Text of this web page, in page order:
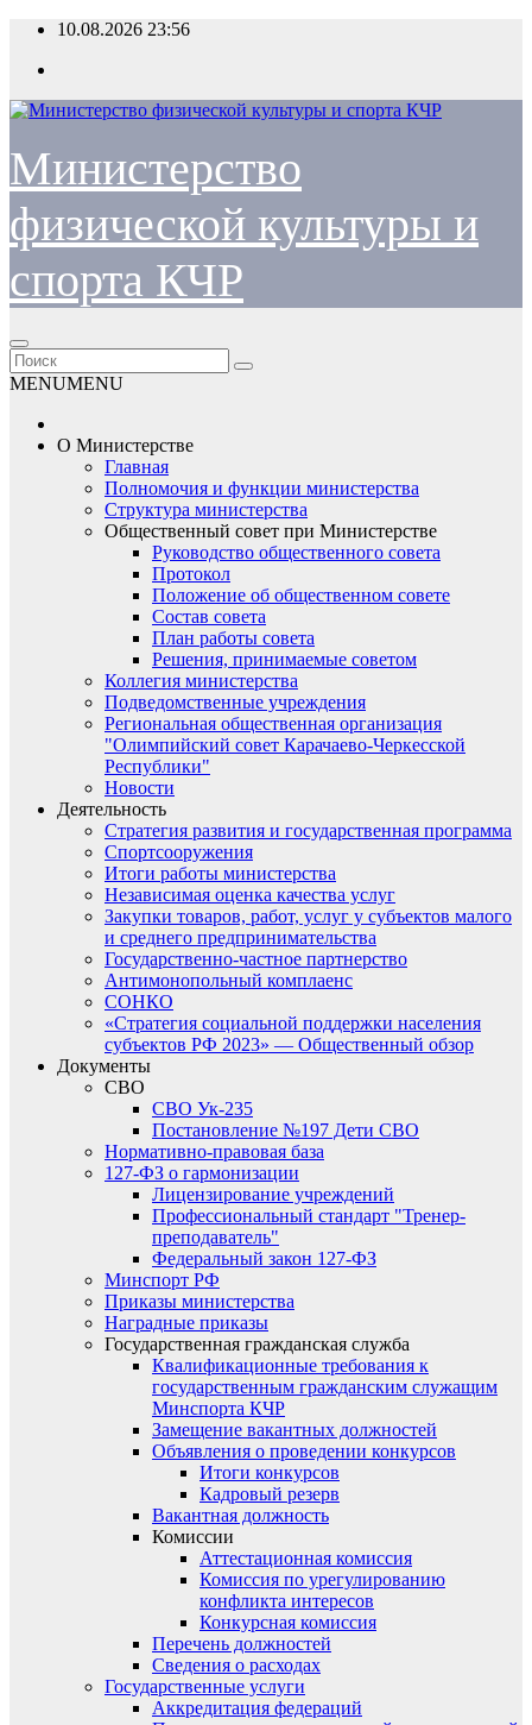
Перейти
содержимому
10.08.2026 23:56
Министерство
физической культуры и
спорта КЧР
MENUMENU
О Министерстве
Главная
Полномочия и функции министерства
Структура министерства
Общественный совет при Министерстве
Руководство общественного совета
Протокол
Положение об общественном совете
Состав совета
План работы совета
Решения, принимаемые советом
Коллегия министерства
Подведомственные учреждения
Региональная общественная организация
"Олимпийский совет Карачаево-Черкесской
Республики"
Новости
Деятельность
Стратегия развития и государственная программа
Спортсооружения
Итоги работы министерства
Независимая оценка качества услуг
Закупки товаров, работ, услуг у субъектов малого
и среднего предпринимательства
Государственно-частное партнерство
Антимонопольный комплаенс
СОНКО
«Стратегия социальной поддержки населения
субъектов РФ 2023» — Общественный обзор
Документы
СВО
СВО Ук-235
Постановление №197 Дети СВО
Нормативно-правовая база
127-ФЗ о гармонизации
Лицензирование учреждений
Профессиональный стандарт "Тренер-
преподаватель"
Федеральный закон 127-ФЗ
Минспорт РФ
Приказы министерства
Наградные приказы
Государственная гражданская служба
Квалификационные требования к
государственным гражданским служащим
Минспорта КЧР
Замещение вакантных должностей
Объявления о проведении конкурсов
Итоги конкурсов
Кадровый резерв
Вакантная должность
Комиссии
Аттестационная комиссия
Комиссия по урегулированию
конфликта интересов
Конкурсная комиссия
Перечень должностей
Сведения о расходах
Государственные услуги
Аккредитация федераций